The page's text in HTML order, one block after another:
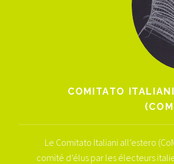
COMITATO
Le Comitato Italiani all’estero
comité d’élus par les électeurs